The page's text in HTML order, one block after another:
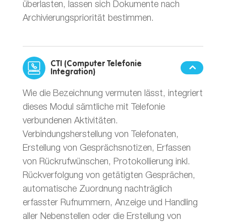
überlasten, lassen sich Dokumente nach
Archivierungspriorität bestimmen.
CTI (Computer Telefonie
Integration)
Wie die Bezeichnung vermuten lässt, integriert
dieses Modul sämtliche mit Telefonie
verbundenen Aktivitäten.
Verbindungsherstellung von Telefonaten,
Erstellung von Gesprächsnotizen, Erfassen
von Rückrufwünschen, Protokollierung inkl.
Rückverfolgung von getätigten Gesprächen,
automatische Zuordnung nachträglich
erfasster Rufnummern, Anzeige und Handling
aller Nebenstellen oder die Erstellung von